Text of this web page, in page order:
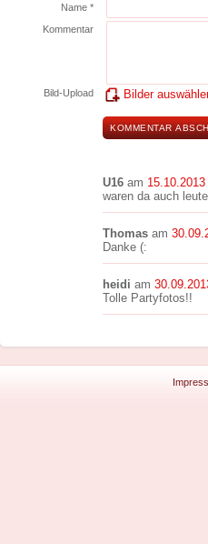
Name *
Kommentar
Bild-Upload Bilder
U16 am
waren da auch
Thomas am
Danke (:
heidi am
Tolle Partyfotos!!